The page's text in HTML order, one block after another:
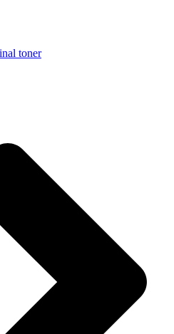
toner